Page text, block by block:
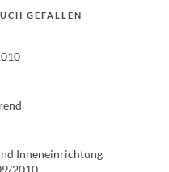
GEFALLEN
Inneneinrichtung
2010